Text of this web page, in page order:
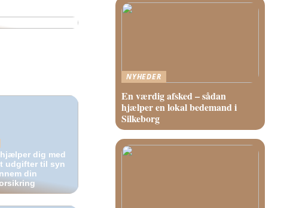
dig med
udgifter til syn
din
NYHEDER
En værdig afsked – sådan
hjælper en lokal bedemand i
Silkeborg